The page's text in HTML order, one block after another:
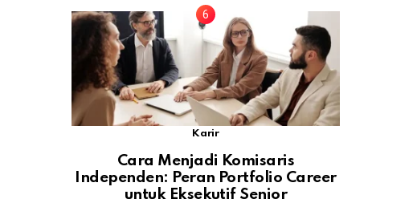
Karir
Cara Menjadi Komisaris
Independen: Peran Portfolio Career
untuk Eksekutif Senior